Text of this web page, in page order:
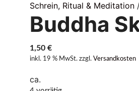
Schrein, Ritual & Meditation/
Buddha
1,50 €
inkl. 19 % MwSt. zzgl. Versandkosten
ca.